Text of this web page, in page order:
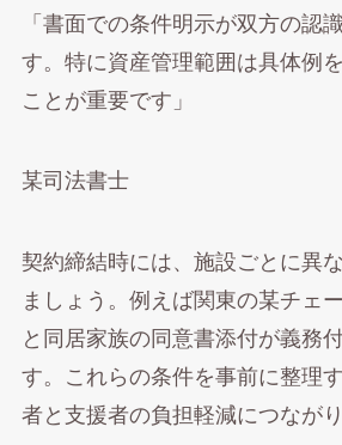
「書面での条件明示が双方の認
す。特に資産管理範囲は具体例
ことが重要です」
某司法書士
契約締結時には、施設ごとに異
ましょう。例えば関東の某チェ
と同居家族の同意書添付が義務
す。これらの条件を事前に整理
者と支援者の負担軽減につながり